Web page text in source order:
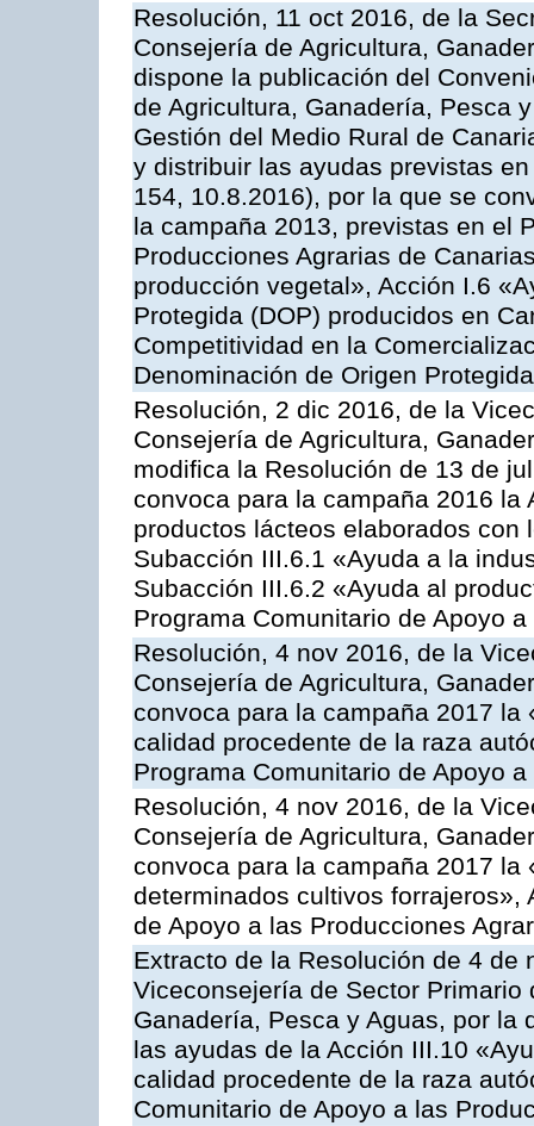
Resolución, 11 oct 2016, de la
Consejería de Agricultura,
dispone la publicación del
de Agricultura, Ganadería, Pesca
Gestión del Medio Rural de
y distribuir las ayudas previstas
154, 10.8.2016), por la que se
la campaña 2013, previstas en el
Producciones Agrarias de
producción vegetal», Acción I.6
Protegida (DOP) producidos en
Competitividad en la
Denominación de Origen
Resolución, 2 dic 2016, de la
Consejería de Agricultura,
modifica la Resolución de 13 de
convoca para la campaña 2016
productos lácteos elaborados
Subacción III.6.1 «Ayuda a la
Subacción III.6.2 «Ayuda al
Programa Comunitario de Apoyo
Resolución, 4 nov 2016, de la
Consejería de Agricultura,
convoca para la campaña 2017
calidad procedente de la raza
Programa Comunitario de Apoyo
Resolución, 4 nov 2016, de la
Consejería de Agricultura,
convoca para la campaña 2017 la
determinados cultivos forrajeros»,
de Apoyo a las Producciones
Extracto de la Resolución de 4 de
Viceconsejería de Sector
Ganadería, Pesca y Aguas, por la
las ayudas de la Acción III.10
calidad procedente de la raza
Comunitario de Apoyo a las